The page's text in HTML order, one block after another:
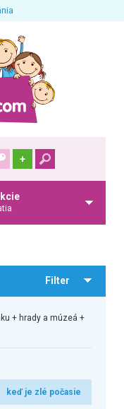
+
Filter
+ hrady a múzeá +
keď je zlé počasie